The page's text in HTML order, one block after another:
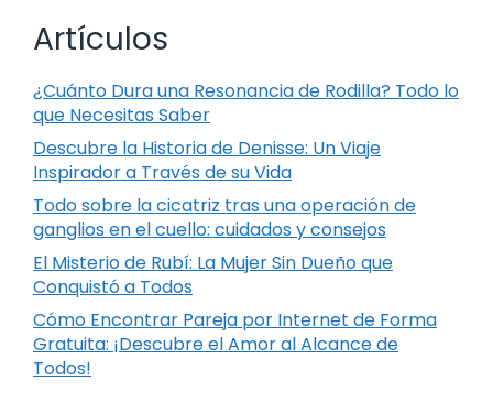
Artículos
¿Cuánto Dura una Resonancia de Rodilla? Todo lo
que Necesitas Saber
Descubre la Historia de Denisse: Un Viaje
Inspirador a Través de su Vida
Todo sobre la cicatriz tras una operación de
ganglios en el cuello: cuidados y consejos
El Misterio de Rubí: La Mujer Sin Dueño que
Conquistó a Todos
Cómo Encontrar Pareja por Internet de Forma
Gratuita: ¡Descubre el Amor al Alcance de
Todos!